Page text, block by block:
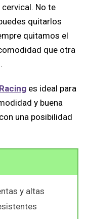
No te
quitarlos
quitamos el
que otra
es ideal para
y buena
una posibilidad
y altas